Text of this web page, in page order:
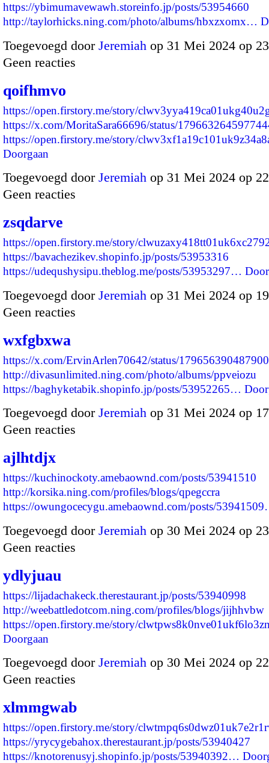
https://ybimumavewawh.storeinfo.jp/posts/53954660
http://taylorhicks.ning.com/photo/albums/hbxzxomx…
Toegevoegd door Jeremiah op 31 Mei 2024 op
Geen reacties
qoifhmvo
https://open.firstory.me/story/
https://x.com/MoritaSara66696/status/
https://open.firstory.me/story/
Doorgaan
Toegevoegd door Jeremiah op 31 Mei 2024 op
Geen reacties
zsqdarve
https://open.firstory.me/story/
https://bavachezikev.shopinfo.jp/posts/53953316
https://udequshysipu.theblog.me/posts/53953297…
Toegevoegd door Jeremiah op 31 Mei 2024 op
Geen reacties
wxfgbxwa
https://x.com/ErvinArlen70642/status/
http://divasunlimited.ning.com/photo/albums/ppveiozu
https://baghyketabik.shopinfo.jp/posts/53952265…
Toegevoegd door Jeremiah op 31 Mei 2024 op
Geen reacties
ajlhtdjx
https://kuchinockoty.amebaownd.com/posts/53941510
http://korsika.ning.com/profiles/blogs/qpegccra
https://owungocecygu.amebaownd.com/posts/
Toegevoegd door Jeremiah op 30 Mei 2024 op
Geen reacties
ydlyjuau
https://lijadachakeck.therestaurant.jp/posts/53940998
http://weebattledotcom.ning.com/profiles/blogs/jijhhvbw
https://open.firstory.me/story/
Doorgaan
Toegevoegd door Jeremiah op 30 Mei 2024 op
Geen reacties
xlmmgwab
https://open.firstory.me/story/
https://yrycygebahox.therestaurant.jp/posts/53940427
https://knotorenusyj.shopinfo.jp/posts/53940392…